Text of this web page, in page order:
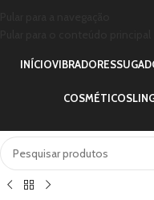
INÍCIOVIBRADORES
COSMÉTICOS